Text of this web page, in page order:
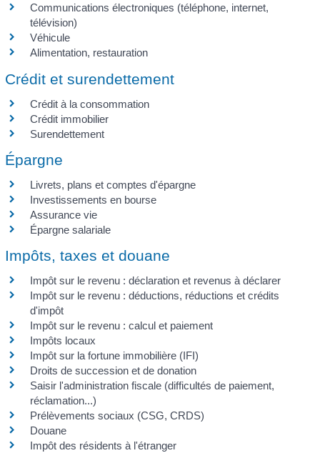
Communications électroniques (téléphone, internet,
télévision)
Véhicule
Alimentation, restauration
Crédit et surendettement
Crédit à la consommation
Crédit immobilier
Surendettement
Épargne
Livrets, plans et comptes d'épargne
Investissements en bourse
Assurance vie
Épargne salariale
Impôts, taxes et douane
Impôt sur le revenu : déclaration et revenus à déclarer
Impôt sur le revenu : déductions, réductions et crédits
d'impôt
Impôt sur le revenu : calcul et paiement
Impôts locaux
Impôt sur la fortune immobilière (IFI)
Droits de succession et de donation
Saisir l'administration fiscale (difficultés de paiement,
réclamation...)
Prélèvements sociaux (CSG, CRDS)
Douane
Impôt des résidents à l'étranger